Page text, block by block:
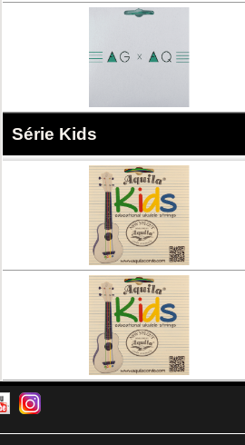
Série Kids